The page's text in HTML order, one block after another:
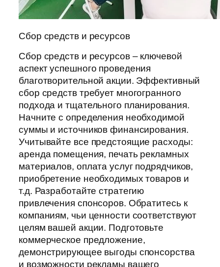
Сбор средств и ресурсов
Сбор средств и ресурсов – ключевой
аспект успешного проведения
благотворительной акции. Эффективный
сбор средств требует многогранного
подхода и тщательного планирования.
Начните с определения необходимой
суммы и источников финансирования.
Учитывайте все предстоящие расходы:
аренда помещения, печать рекламных
материалов, оплата услуг подрядчиков,
приобретение необходимых товаров и
т.д. Разработайте стратегию
привлечения спонсоров. Обратитесь к
компаниям, чьи ценности соответствуют
целям вашей акции. Подготовьте
коммерческое предложение,
демонстрирующее выгоды спонсорства
и возможности рекламы вашего